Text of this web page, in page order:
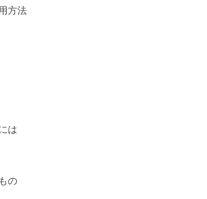
方法
は
の